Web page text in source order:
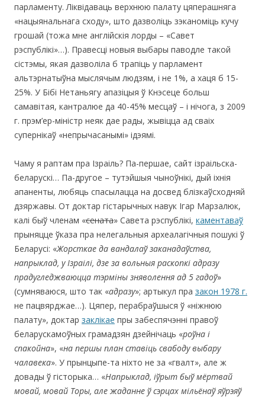
парламенту. Ліквідаваць верхнюю палату цяперашняга
«нацыянальнага сходу», што дазволіць зэканоміць кучу
грошай (тожа мне англійскія лорды – «Савет
рэспублікі»…). Правесці новыя выбары паводле такой
сістэмы, якая дазволіла б трапіць у парламент
альтэрнатыўна мыслячым людзям, і не 1%, а хаця б 15-
25%. У Бібі Нетаньягу апазіцыя ў Кнэсеце больш
самавітая, кантралюе да 40-45% месцаў – і нічога, з 2009
г. прэм’ер-міністр неяк дае рады, жывіцца ад сваіх
супернікаў «непрычасанымі» ідэямі.
Чаму я раптам пра Ізраіль? Па-першае, сайт ізраільска-
беларускі… Па-другое – тутэйшыя чыноўнікі, дый іхнія
апаненты, любяць спасылацца на досвед блізкаўсходняй
дзяржавы. От доктар гістарычных навук Ігар Марзалюк,
калі быў членам «сената» Савета рэспублікі, каментаваў
прыняцце ўказа пра нелегальныя археалагічныя пошукі ў
Беларусі: «Жорсткае да вандалаў заканадаўства,
напрыклад, у Ізраілі, дзе за вольныя раскопкі адразу
прадугледжваюцца тэрміны зняволення ад 5 гадоў»
(сумняваюся, што так «адразу»; артыкул пра закон 1978 г.
не пацвярджае…). Цяпер, перабраўшыся ў «ніжнюю
палату», доктар заклікае пры забеспячэнні правоў
беларускамоўных грамадзян дзейнічаць «роўна і
спакойна», «на першы план ставіць свабоду выбару
чалавека». У прынцыпе-та ніхто не за «гвалт», але ж
довады ў гісторыка… «Напрыклад, іўрыт быў мёртвай
мовай, мовай Торы, але жаданне ў сэрцах мільёнаў яўрэяў